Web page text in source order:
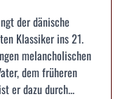
der dänische
Klassiker ins 21.
melancholischen
dem früheren
er dazu durch...